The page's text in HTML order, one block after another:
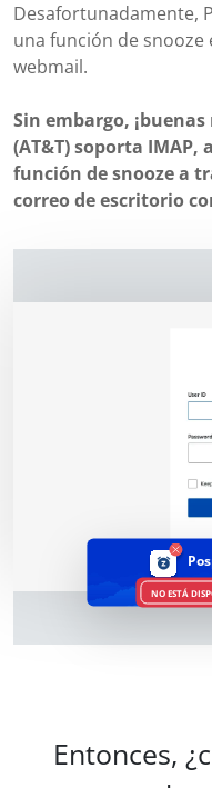
Desafortunadamente,
una función de snooze
webmail.
Sin embargo,
(AT&T) soporta IMAP,
función de snooze a
correo de escritorio
NO ESTÁ
Entonces,